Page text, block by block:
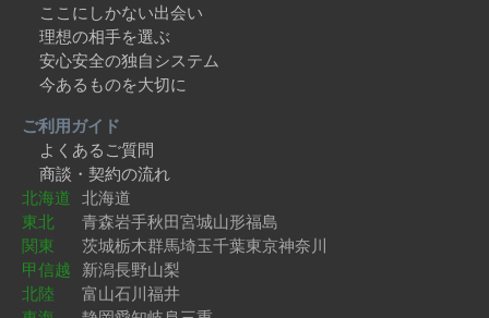
ここにしかない出会い
理想の相手を選ぶ
安心安全の独自システム
今あるものを大切に
ご利用ガイド
よくあるご質問
商談・契約の流れ
北海道 北海道
東北
青森岩手秋田宮城山形福島
関東
茨城栃木群馬埼玉千葉東京神奈川
甲信越 新潟長野山梨
北陸
富山石川福井